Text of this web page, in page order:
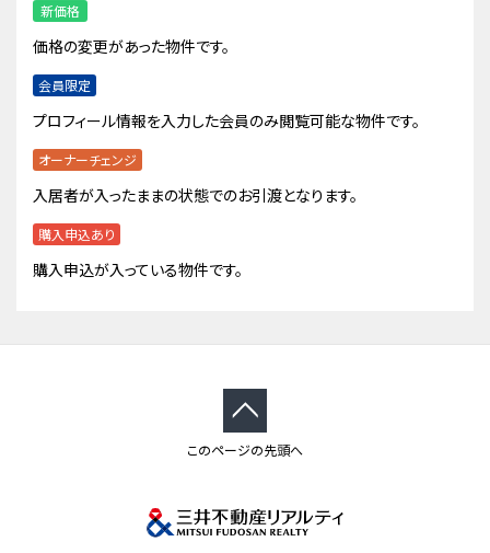
新価格
価格の変更があった物件です。
会員限定
プロフィール情報を入力した会員のみ閲覧可能な物件です。
オーナーチェンジ
入居者が入ったままの状態でのお引渡となります。
購入申込あり
購入申込が入っている物件です。
このページの先頭へ